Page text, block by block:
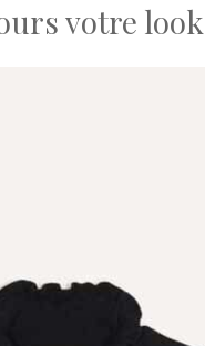
votre look